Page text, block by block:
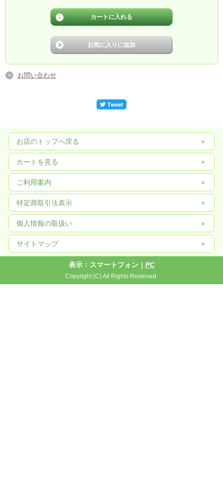
お問い合わせ
お店のトップへ戻る
カートを見る
ご利用案内
特定商取引法表示
個人情報の取扱い
サイトマップ
表示：スマートフォン｜ PC
Copyright (C) All Rights Reserved.